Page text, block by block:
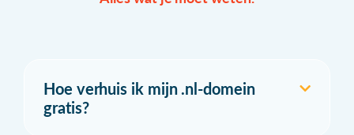
Hoe verhuis ik mijn .nl-domein
gratis?